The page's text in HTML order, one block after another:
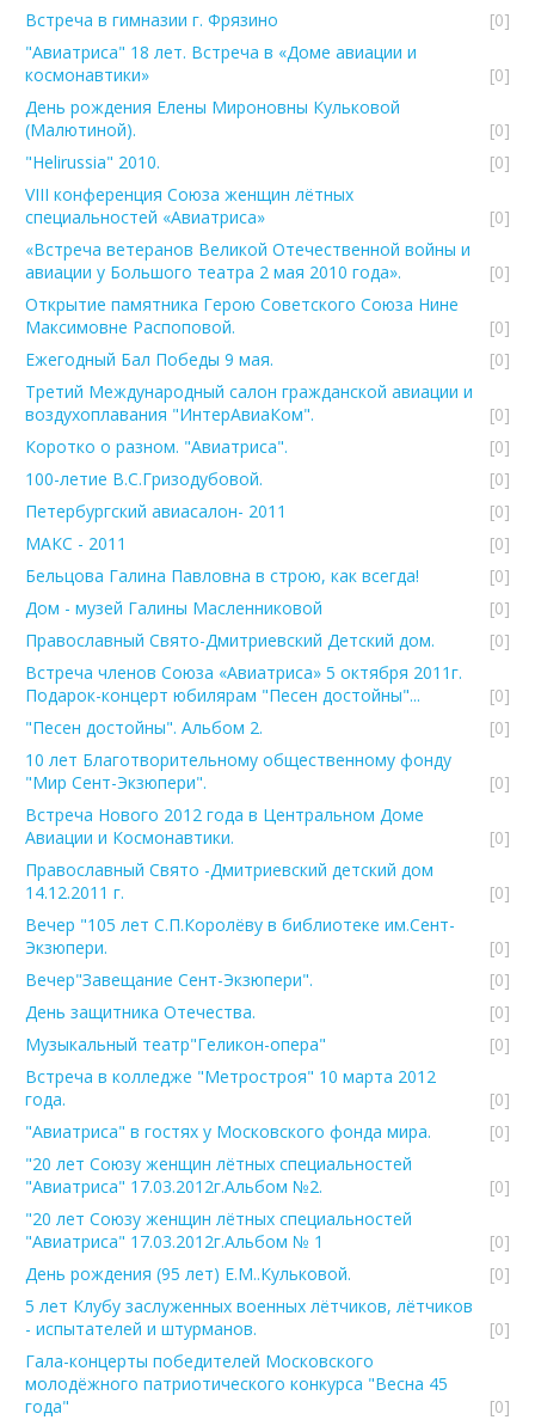
Встреча в гимназии г. Фрязино
[0]
"Авиатриса" 18 лет. Встреча в «Доме авиации и
космонавтики»
[0]
День рождения Елены Мироновны Кульковой
(Малютиной).
[0]
"Helirussia" 2010.
[0]
VIII конференция Союза женщин лётных
специальностей «Авиатриса»
[0]
«Встреча ветеранов Великой Отечественной войны и
авиации у Большого театра 2 мая 2010 года».
[0]
Открытие памятника Герою Советского Союза Нине
Максимовне Распоповой.
[0]
Ежегодный Бал Победы 9 мая.
[0]
Третий Международный салон гражданской авиации и
воздухоплавания "ИнтерАвиаКом".
[0]
Коротко о разном. "Авиатриса".
[0]
100-летие В.С.Гризодубовой.
[0]
Петербургский авиасалон- 2011
[0]
МАКС - 2011
[0]
Бельцова Галина Павловна в строю, как всегда!
[0]
Дом - музей Галины Масленниковой
[0]
Православный Свято-Дмитриевский Детский дом.
[0]
Встреча членов Союза «Авиатриса» 5 октября 2011г.
Подарок-концерт юбилярам "Песен достойны"...
[0]
"Песен достойны". Альбом 2.
[0]
10 лет Благотворительному общественному фонду
"Мир Сент-Экзюпери".
[0]
Встреча Нового 2012 года в Центральном Доме
Авиации и Космонавтики.
[0]
Православный Свято -Дмитриевский детский дом
14.12.2011 г.
[0]
Вечер "105 лет С.П.Королёву в библиотеке им.Сент-
Экзюпери.
[0]
Вечер"Завещание Сент-Экзюпери".
[0]
День защитника Отечества.
[0]
Музыкальный театр"Геликон-опера"
[0]
Встреча в колледже "Метростроя" 10 марта 2012
года.
[0]
"Авиатриса" в гостях у Московского фонда мира.
[0]
"20 лет Союзу женщин лётных специальностей
"Авиатриса" 17.03.2012г.Альбом №2.
[0]
"20 лет Союзу женщин лётных специальностей
"Авиатриса" 17.03.2012г.Альбом № 1
[0]
День рождения (95 лет) Е.М..Кульковой.
[0]
5 лет Клубу заслуженных военных лётчиков, лётчиков
- испытателей и штурманов.
[0]
Гала-концерты победителей Московского
молодёжного патриотического конкурса "Весна 45
года"
[0]